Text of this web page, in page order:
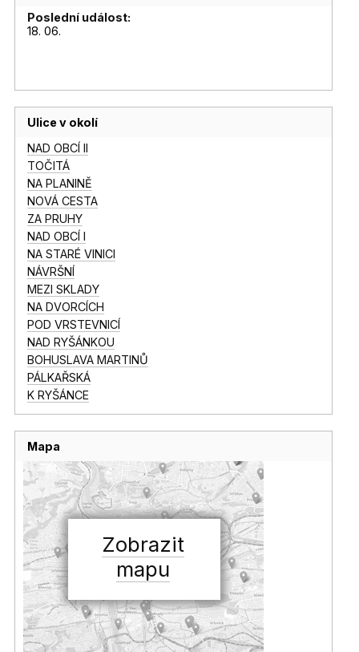
Poslední událost:
18. 06.
Ulice v okolí
NAD OBCÍ II
TOČITÁ
NA PLANINĚ
NOVÁ CESTA
ZA PRUHY
NAD OBCÍ I
NA STARÉ VINICI
NÁVRŠNÍ
MEZI SKLADY
NA DVORCÍCH
POD VRSTEVNICÍ
NAD RYŠÁNKOU
BOHUSLAVA MARTINŮ
PÁLKAŘSKÁ
K RYŠÁNCE
Mapa
Zobrazit
mapu